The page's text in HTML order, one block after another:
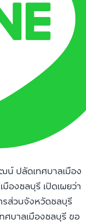
ปลัดเทศบาลเมือง
องชลบุรี เปิดเผยว่า
ส่วนจังหวัดชลบุรี
ศบาลเมืองชลบุรี ขอ